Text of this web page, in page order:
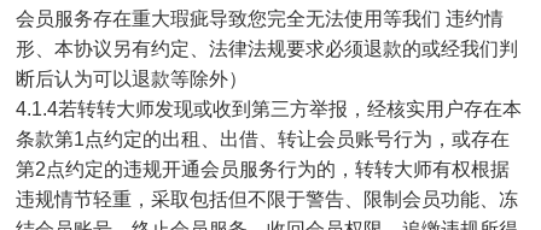
会员服务存在重大瑕疵导致您完全无法使用等我们 违约情
形、本协议另有约定、法律法规要求必须退款的或经我们判
断后认为可以退款等除外）
4.1.4若转转大师发现或收到第三方举报，经核实用户存在本
条款第1点约定的出租、出借、转让会员账号行为，或存在
第2点约定的违规开通会员服务行为的，转转大师有权根据
违规情节轻重，采取包括但不限于警告、限制会员功能、冻